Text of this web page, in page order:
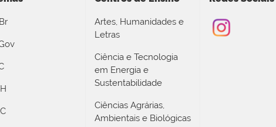
Artes, Humanidades e
Letras
Ciência e Tecnologia
em Energia e
Sustentabilidade
Ciências Agrárias,
Ambientais e Biológicas